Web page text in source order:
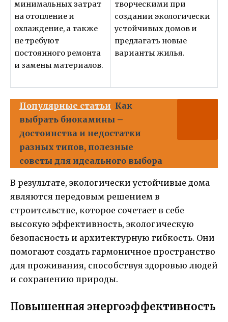
минимальных затрат
на отопление и
охлаждение, а также
не требуют
постоянного ремонта
и замены материалов.
творческими при
создании экологически
устойчивых домов и
предлагать новые
варианты жилья.
Популярные статьи Как
выбрать биокамины –
достоинства и недостатки
разных типов, полезные
советы для идеального выбора
В результате, экологически устойчивые дома
являются передовым решением в
строительстве, которое сочетает в себе
высокую эффективность, экологическую
безопасность и архитектурную гибкость. Они
помогают создать гармоничное пространство
для проживания, способствуя здоровью людей
и сохранению природы.
Повышенная энергоэффективность